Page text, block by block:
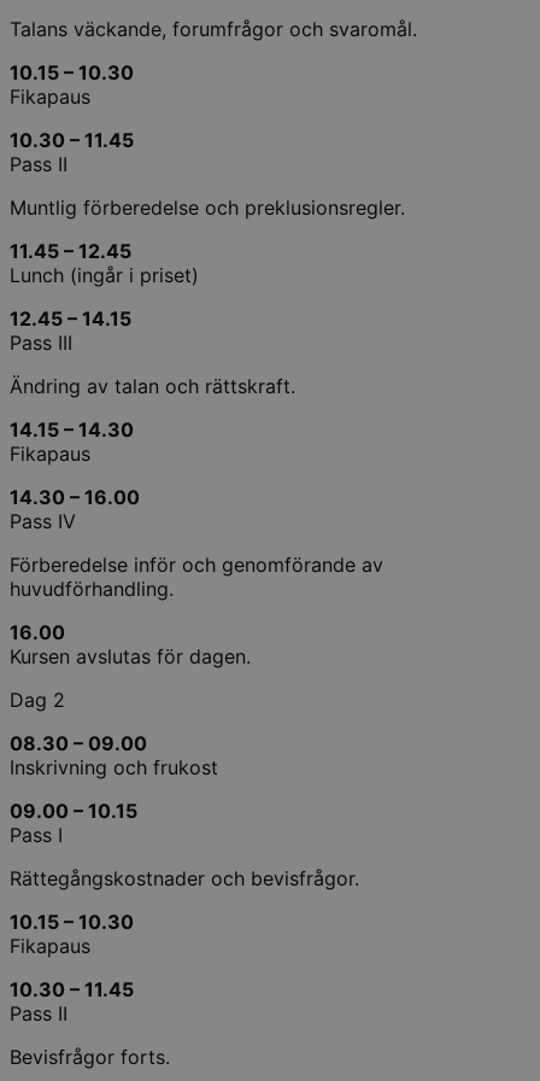
Talans väckande, forumfrågor och svaromål.
10.15 – 10.30
Fikapaus
10.30 – 11.45
Pass II
Muntlig förberedelse och preklusionsregler.
11.45 – 12.45
Lunch (ingår i priset)
12.45 – 14.15
Pass III
Ändring av talan och rättskraft.
14.15 – 14.30
Fikapaus
14.30 – 16.00
Pass IV
Förberedelse inför och genomförande av
huvudförhandling.
16.00
Kursen avslutas för dagen.
Dag 2
08.30 – 09.00
Inskrivning och frukost
09.00 – 10.15
Pass I
Rättegångskostnader och bevisfrågor.
10.15 – 10.30
Fikapaus
10.30 – 11.45
Pass II
Bevisfrågor forts.